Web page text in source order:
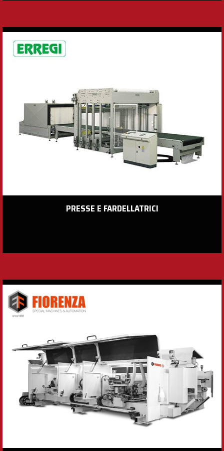
PRESSE E FARDELLATRICI